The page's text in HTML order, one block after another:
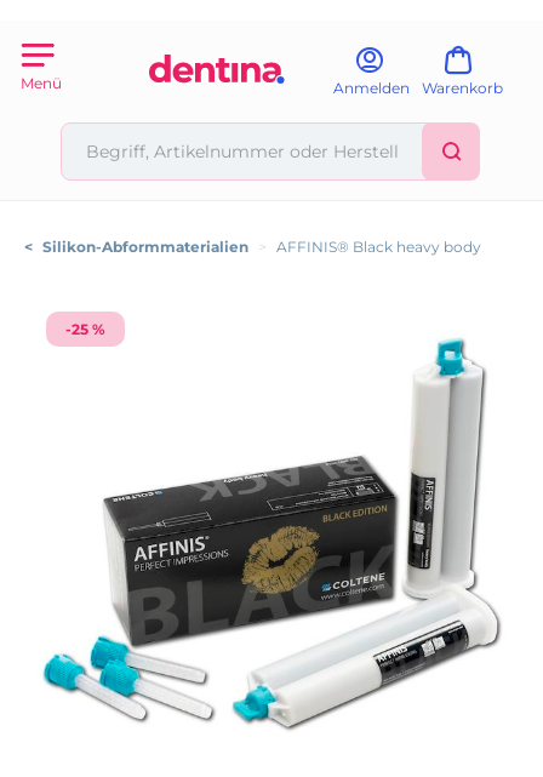
Menü Anmelden Warenkorb
< Silikon-Abformmaterialien > AFFINIS® Black heavy body
-25 %